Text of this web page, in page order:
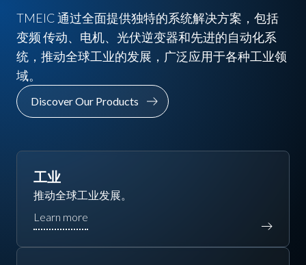
TMEIC 通过全面提供独特的系统解决方案，包括
变频 传动、电机、光伏逆变器和先进的自动化系
统，推动全球工业的发展，广泛应用于各种工业领
域。
Discover Our Products
工业
推动全球工业发展。